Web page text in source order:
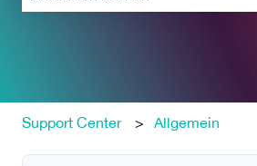
Support Center Allgemein